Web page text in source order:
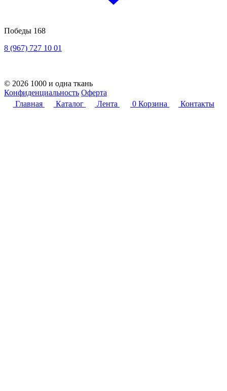
Победы 168
8 (967) 727 10 01
© 2026 1000 и одна ткань
Конфиденциальность Оферта
Главная
Каталог Лента 0 Корзина Контакты